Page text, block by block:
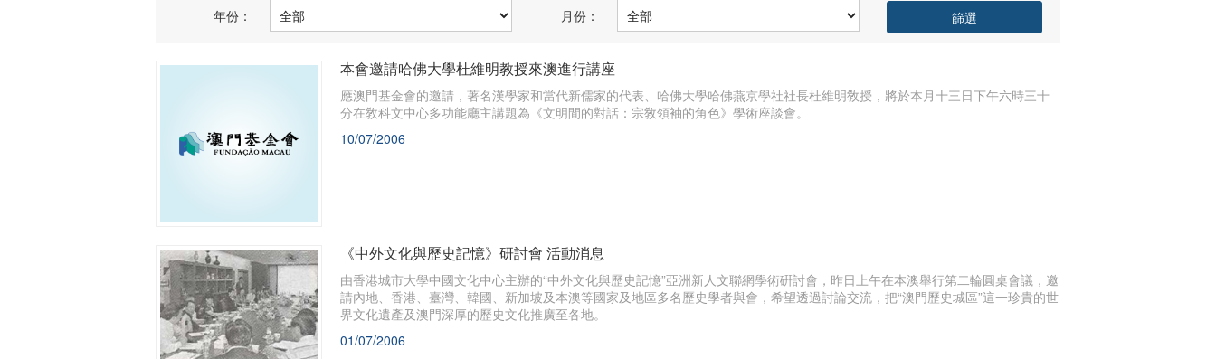
年份： 月份： 篩選
本會邀請哈佛大學杜維明教授來澳進行講座
應澳門基金會的邀請，著名漢學家和當代新儒家的代表、哈佛大學哈佛燕京學社社長杜維明敎授，將於本月十三日下午六時三十
分在敎科文中心多功能廳主講題為《文明間的對話：宗敎領袖的角色》學術座談會。
10/07/2006
《中外文化與歷史記憶》研討會 活動消息
由香港城市大學中國文化中心主辦的“中外文化與歷史記憶”亞洲新人文聯網學術硏討會，昨日上午在本澳舉行第二輪圓桌會議，邀
請內地、香港、臺灣、韓國、新加坡及本澳等國家及地區多名歷史學者與會，希望透過討論交流，把“澳門歷史城區”這一珍貴的世
界文化遺產及澳門深厚的歷史文化推廣至各地。
01/07/2006